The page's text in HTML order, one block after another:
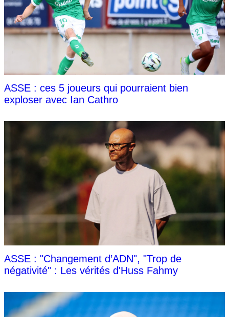
ASSE : ces 5 joueurs qui pourraient bien
exploser avec Ian Cathro
ASSE : "Changement d’ADN", "Trop de
négativité" : Les vérités d'Huss Fahmy